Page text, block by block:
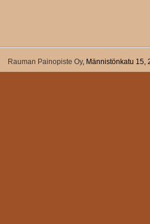
Rauman Painopiste Oy, Männistönkatu 15,